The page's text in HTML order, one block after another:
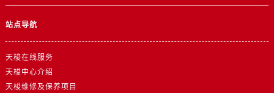
站点导航
天梭在线服务
天梭中心介绍
天梭维修及保养项目